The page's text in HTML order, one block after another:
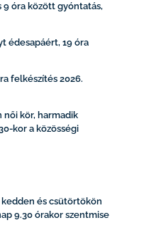
9 óra között gyóntatás,
édesapáért, 19 óra
felkészítés 2026.
női kör, harmadik
kor a közösségi
és csütörtökön
9.30 órakor szentmise